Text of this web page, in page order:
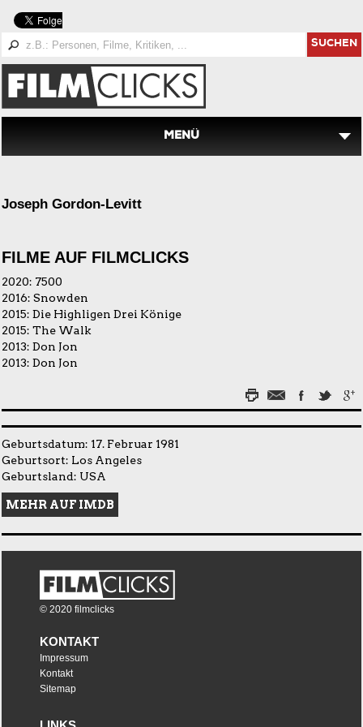
SUCHEN
MENÜ
Joseph Gordon-Levitt
FILME AUF FILMCLICKS
2020: 7500
2016: Snowden
2015: Die Highligen Drei Könige
2015: The Walk
2013: Don Jon
2013: Don Jon
Geburtsdatum: 17. Februar 1981
Geburtsort: Los Angeles
Geburtsland: USA
MEHR AUF IMDB
© 2020 filmclicks
KONTAKT
Impressum
Kontakt
Sitemap